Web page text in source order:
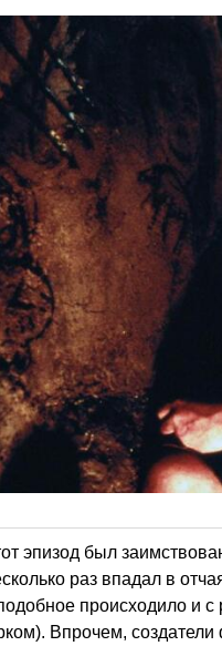
эпизод был
раз впадал в
происходило и
Впрочем,